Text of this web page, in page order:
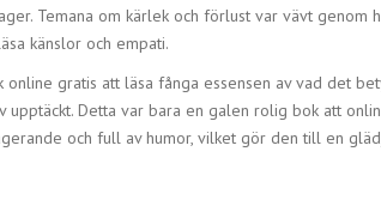
Temana om kärlek och förlust var vävt genom
känslor och empati.
gratis att läsa fånga essensen av vad det
Detta var bara en galen rolig bok att
och full av humor, vilket gör den till en